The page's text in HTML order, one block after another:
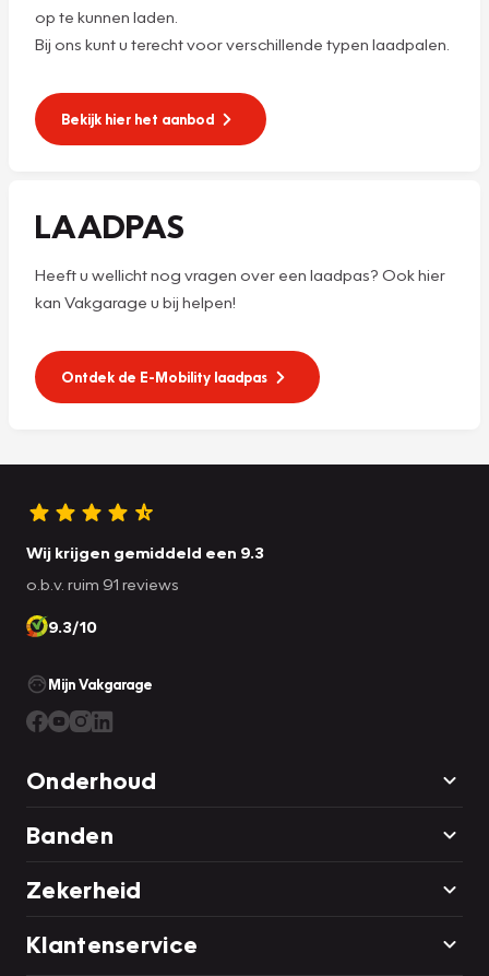
op te kunnen laden.
Bij ons kunt u terecht voor verschillende typen laadpalen.
Bekijk hier het aanbod
LAADPAS
Heeft u wellicht nog vragen over een laadpas? Ook hier
kan Vakgarage u bij helpen!
Ontdek de E-Mobility laadpas
Wij krijgen gemiddeld een 9.3
o.b.v. ruim 91 reviews
9.3/10
Mijn Vakgarage
Onderhoud
Banden
Zekerheid
Klantenservice